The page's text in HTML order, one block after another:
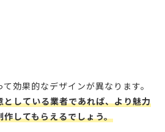
効果的なデザインが異なります。
している業者であれば、より魅力
してもらえるでしょう。